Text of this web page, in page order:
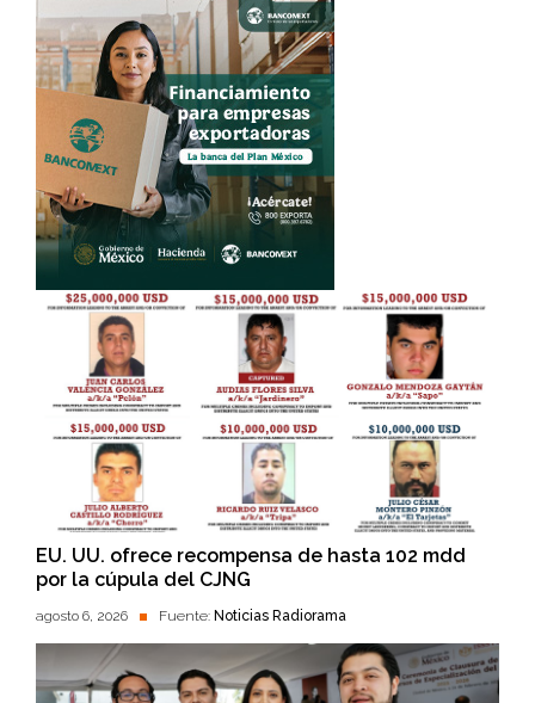
EU. UU. ofrece recompensa de hasta 102 mdd
por la cúpula del CJNG
agosto 6, 2026 Fuente: Noticias Radiorama